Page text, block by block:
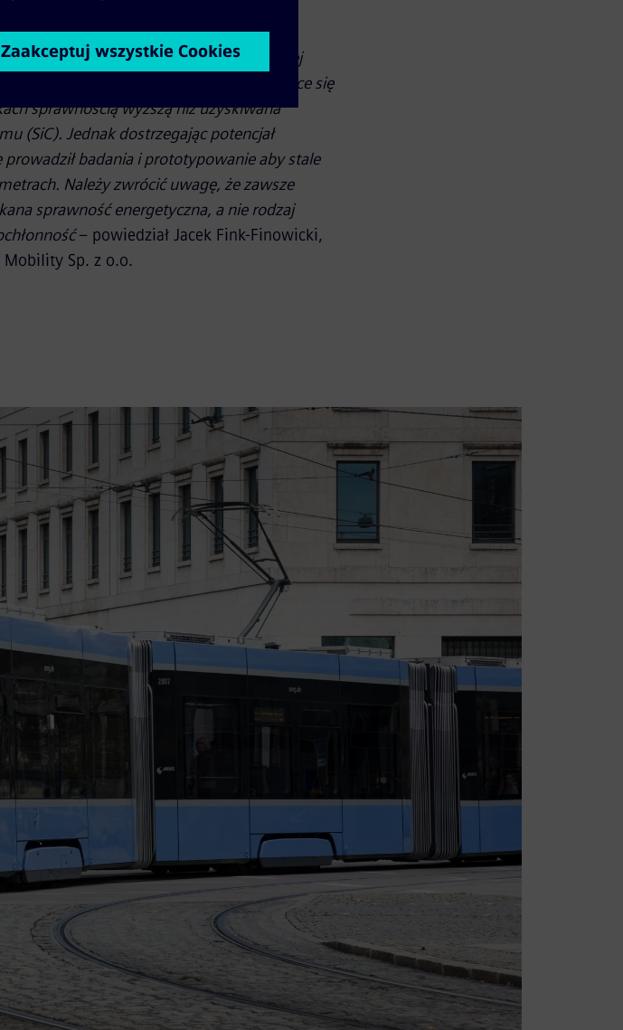
pojazdów o możliwie wysokiej całkowitej
na bazie technologii IGBT odznaczające się
sprawnością wyższą niż uzyskiwana
(SiC). Jednak dostrzegając potencjał
badania i prototypowanie aby stale
Należy zwrócić uwagę, że zawsze
sprawność energetyczna, a nie rodzaj
– powiedział Jacek Fink-Finowicki,
Sp. z o.o.